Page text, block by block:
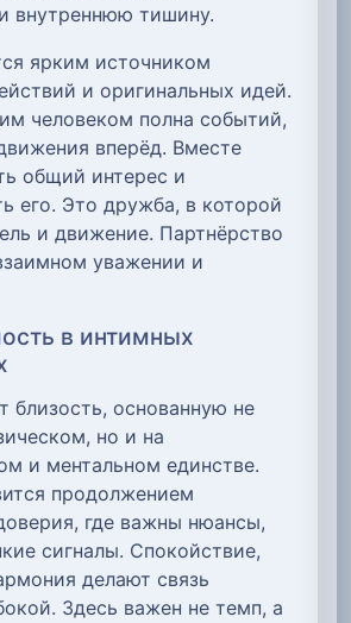
внутреннюю тишину.
ярким источником
и оригинальных идей.
человеком полна событий,
вперёд. Вместе
общий интерес и
его. Это дружба, в которой
и движение. Партнёрство
уважении и
в интимных
близость, основанную не
но и на
и ментальном единстве.
продолжением
где важны нюансы,
сигналы. Спокойствие,
делают связь
Здесь важен не темп, а